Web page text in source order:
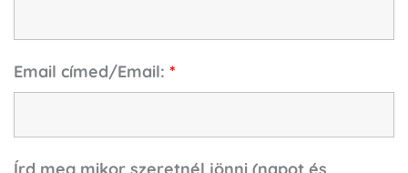
Email címed/Email: *